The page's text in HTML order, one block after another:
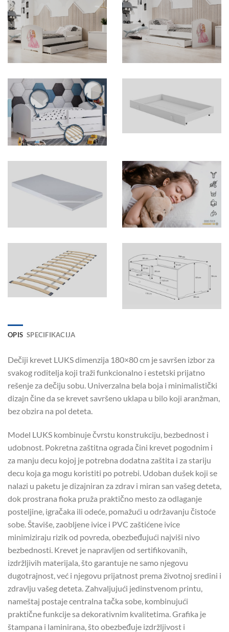
OPIS SPECIFIKACIJA
Dečiji krevet LUKS dimenzija 180×80 cm je savršen izbor za
svakog roditelja koji traži funkcionalno i estetski prijatno
rešenje za dečiju sobu. Univerzalna bela boja i minimalistički
dizajn čine da se krevet savršeno uklapa u bilo koji aranžman,
bez obzira na pol deteta.
Model LUKS kombinuje čvrstu konstrukciju, bezbednost i
udobnost. Pokretna zaštitna ograda čini krevet pogodnim i
za manju decu kojoj je potrebna dodatna zaštita i za stariju
decu koja ga mogu koristiti po potrebi. Udoban dušek koji se
nalazi u paketu je dizajniran za zdrav i miran san vašeg deteta,
dok prostrana fioka pruža praktično mesto za odlaganje
posteljine, igračaka ili odeće, pomažući u održavanju čistoće
sobe. Štaviše, zaobljene ivice i PVC zaštićene ivice
minimiziraju rizik od povreda, obezbeđujući najviši nivo
bezbednosti. Krevet je napravljen od sertifikovanih,
izdržljivih materijala, što garantuje ne samo njegovu
dugotrajnost, već i njegovu prijatnost prema životnoj sredini i
zdravlju vašeg deteta. Zahvaljujući jedinstvenom printu,
nameštaj postaje centralna tačka sobe, kombinujući
praktične funkcije sa dekorativnim kvalitetima. Grafika je
štampana i laminirana, što obezbeđuje izdržljivost i